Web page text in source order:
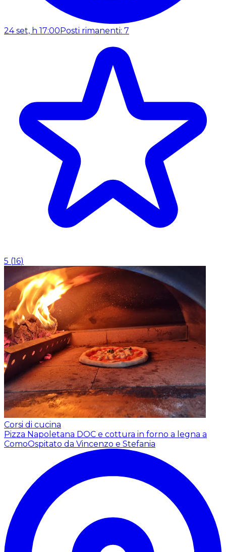
24 set, h 17:00Posti rimanenti: 7
5 (16)
Corsi di cucina
Pizza Napoletana DOC e cottura in forno a legna a
ComoOspitato da Vincenzo e Stefania